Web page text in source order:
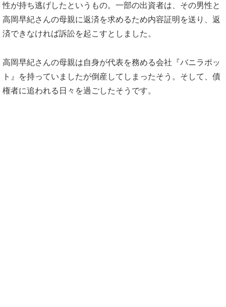
性が持ち逃げしたというもの。一部の出資者は、その男性と
高岡早紀さんの母親に返済を求めるため内容証明を送り、返
済できなければ訴訟を起こすとしました。
高岡早紀さんの母親は自身が代表を務める会社『バニラポッ
ト』を持っていましたが倒産してしまったそう。そして、債
権者に追われる日々を過ごしたそうです。